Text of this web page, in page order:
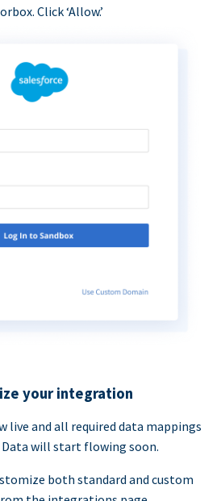
Click ‘Allow.’
your integration
live and all required data mappings
will start flowing soon.
both standard and custom